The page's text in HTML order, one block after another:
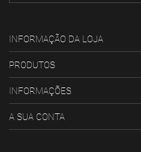
INFORMAÇÃO DA LOJA
PRODUTOS
INFORMAÇÕES
A SUA CONTA